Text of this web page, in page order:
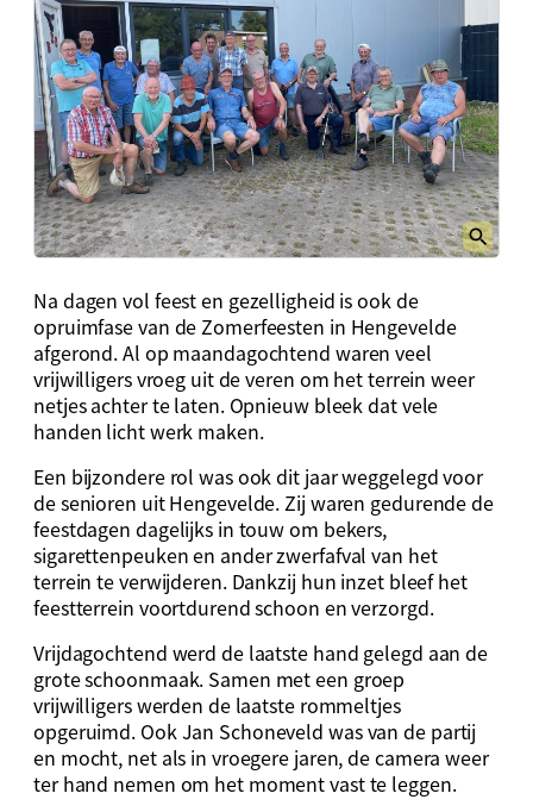
Na dagen vol feest en gezelligheid is ook de
opruimfase van de Zomerfeesten in Hengevelde
afgerond. Al op maandagochtend waren veel
vrijwilligers vroeg uit de veren om het terrein weer
netjes achter te laten. Opnieuw bleek dat vele
handen licht werk maken.
Een bijzondere rol was ook dit jaar weggelegd voor
de senioren uit Hengevelde. Zij waren gedurende de
feestdagen dagelijks in touw om bekers,
sigarettenpeuken en ander zwerfafval van het
terrein te verwijderen. Dankzij hun inzet bleef het
feestterrein voortdurend schoon en verzorgd.
Vrijdagochtend werd de laatste hand gelegd aan de
grote schoonmaak. Samen met een groep
vrijwilligers werden de laatste rommeltjes
opgeruimd. Ook Jan Schoneveld was van de partij
en mocht, net als in vroegere jaren, de camera weer
ter hand nemen om het moment vast te leggen.